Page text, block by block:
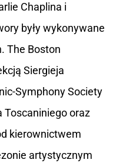
Chaplina i
były wykonywane
The Boston
Siergieja
Symphony Society
Toscaniniego oraz
kierownictwem
artystycznym